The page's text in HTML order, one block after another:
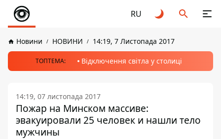
RU
Новини НОВИНИ 14:19, 7 Листопада 2017
ТОПТЕМА: Відключення світла у столиці
14:19, 07 листопада 2017
Пожар на Минском массиве:
эвакуировали 25 человек и нашли тело
мужчины